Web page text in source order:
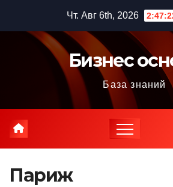
содержимому
Чт. Авг 6th, 2026
Бизнес
База знаний
Париж